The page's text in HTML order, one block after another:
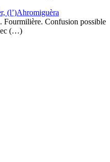
(l’)Ahromiguèra
Confusion possible
(…)